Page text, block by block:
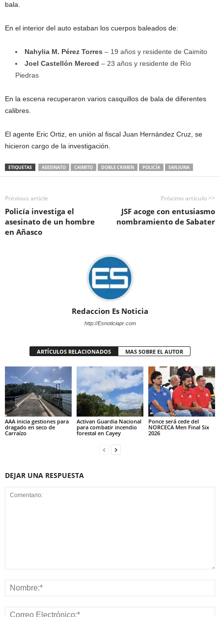
bala.
En el interior del auto estaban los cuerpos baleados de:
Nahylia M. Pérez Torres – 19 años y residente de Caimito
Joel Castellón Merced – 23 años y residente de Río
Piedras
En la escena recuperaron varios casquillos de bala de diferentes
calibres.
El agente Eric Ortiz, en unión al fiscal Juan Hernández Cruz, se
hicieron cargo de la investigación.
ETIQUETAS ASESINATO CAIMITO DOBLE CRIMEN POLICÍA SAN JUNA
Previous article
Policía investiga el
asesinato de un hombre
en Añasco
Próximo artículo >>
JSF acoge con entusiasmo
nombramiento de Sabater
Redaccion Es Noticia
http://Esnoticiapr.com
ARTÍCULOS RELACIONADOS MAS SOBRE EL AUTOR
AAA inicia gestiones para
dragado en seco de
Carraízo
Activan Guardia Nacional
para combatir incendio
forestal en Cayey
Ponce será cede del
NORCECA Men Final Six
2026
DEJAR UNA RESPUESTA